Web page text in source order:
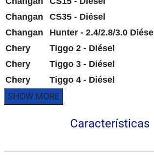
Changan
CS35 - Diésel
Changan
Hunter - 2.4/2.8/3.0 Diésel
Chery
Tiggo 2 - Diésel
Chery
Tiggo 3 - Diésel
Chery
Tiggo 4 - Diésel
Características